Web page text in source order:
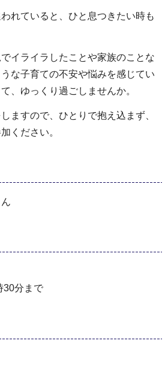
れていると、ひと息つきたい時も
イライラしたことや家族のことな
な子育ての不安や悩みを感じてい
、ゆっくり過ごしませんか。
ますので、ひとりで抱え込まず、
ください。
30分まで